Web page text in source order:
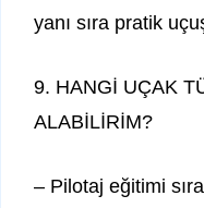
yanı sıra pratik
9. HANGİ UÇAK
ALABİLİRİM?
– Pilotaj eğitimi